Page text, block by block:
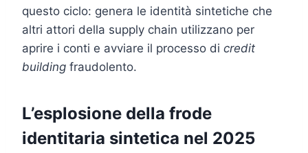
questo ciclo: genera le identità sintetiche che
altri attori della supply chain utilizzano per
aprire i conti e avviare il processo di credit
building fraudolento.
L’esplosione della frode
identitaria sintetica nel 2025